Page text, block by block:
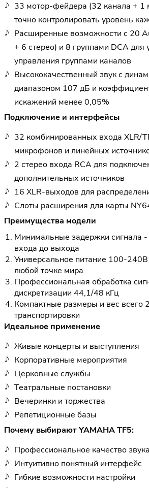
33 мотор-фейдера (32 канала + 1
точно контролировать уровень
Расширенные возможности с 20
+ 6 стерео) и 8 группами DCA для
управления группами каналов
Высококачественный звук с
диапазоном 107 дБ и
искажений менее 0,05%
Подключение и интерфейсы
32 комбинированных входа XLR/
микрофонов и линейных
2 стерео входа RCA для
дополнительных источников
16 XLR-выходов для
Слоты расширения для карты
Преимущества модели
Минимальные задержки сигнала
входа до выхода
Универсальное питание 100-
любой точке мира
Профессиональная обработка
дискретизации 44,1/48 кГц
Компактные размеры и вес всего
транспортировки
Идеальное применение
Живые концерты и выступления
Корпоративные мероприятия
Церковные службы
Театральные постановки
Вечеринки и торжества
Репетиционные базы
Почему выбирают YAMAHA TF5:
Профессиональное качество звука
Интуитивно понятный интерфейс
Гибкие возможности настройки